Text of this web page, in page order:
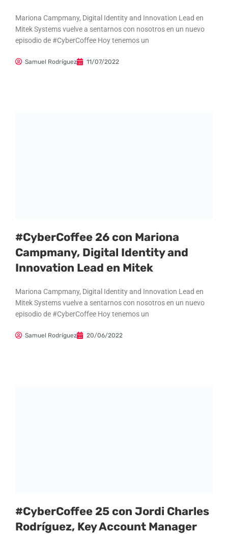
Mariona Campmany, Digital Identity and Innovation Lead en
Mitek Systems vuelve a sentarnos con nosotros en un nuevo
episodio de #CyberCoffee Hoy tenemos un
Samuel Rodríguez 11/07/2022
#CyberCoffee 26 con Mariona
Campmany, Digital Identity and
Innovation Lead en Mitek
Mariona Campmany, Digital Identity and Innovation Lead en
Mitek Systems vuelve a sentarnos con nosotros en un nuevo
episodio de #CyberCoffee Hoy tenemos un
Samuel Rodríguez 20/06/2022
#CyberCoffee 25 con Jordi Charles
Rodríguez, Key Account Manager